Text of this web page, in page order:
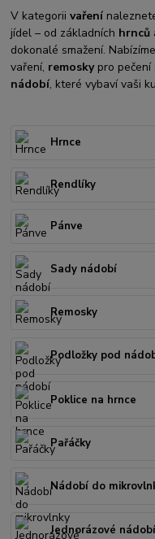
V kategoriivaření
jídel – od základních hrnců
dokonalé smažení.
vaření, remoskypro pečení
nádobí, které vybaví vaši
Hrnce
Rendlíky
Pánve
Sady nádobí
Remosky
Podložky pod
Poklice na hrnce
Pařáčky
Nádobí do
Jednorázové nádobí